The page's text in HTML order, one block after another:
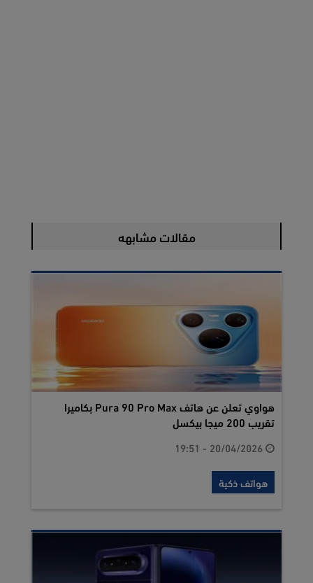
مقالات مشابهه
هواوي تعلن عن هاتف Pura 90 Pro Max بكاميرا
تقريب 200 ميجا بيكسل
هواتف ذكية